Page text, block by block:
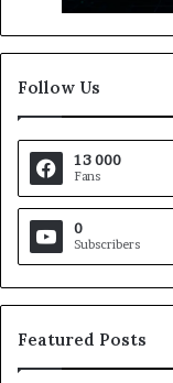
Follow Us
13 000
Fans
0
Subscribers
Featured Posts